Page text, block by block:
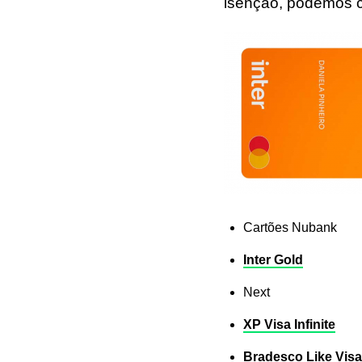
Cartões Nubank
Inter Gold
Next
XP Visa Infinite
Bradesco Like Visa